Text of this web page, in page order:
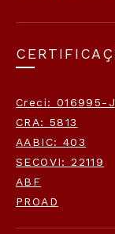
Creci: 016995-J
CRA: 5813
AABIC: 403
SECOVI: 22119
ABF
PROAD